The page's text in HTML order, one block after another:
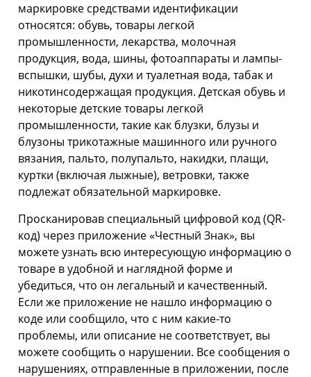
маркировке средствами идентификации
относятся: обувь, товары легкой
промышленности, лекарства, молочная
продукция, вода, шины, фотоаппараты и лампы-
вспышки, шубы, духи и туалетная вода, табак и
никотинсодержащая продукция. Детская обувь и
некоторые детские товары легкой
промышленности, такие как блузки, блузы и
блузоны трикотажные машинного или ручного
вязания, пальто, полупальто, накидки, плащи,
куртки (включая лыжные), ветровки, также
подлежат обязательной маркировке.
Просканировав специальный цифровой код (QR-
код) через приложение «Честный Знак», вы
можете узнать всю интересующую информацию о
товаре в удобной и наглядной форме и
убедиться, что он легальный и качественный.
Если же приложение не нашло информацию о
коде или сообщило, что с ним какие-то
проблемы, или описание не соответствует, вы
можете сообщить о нарушении. Все сообщения о
нарушениях, отправленные в приложении, после